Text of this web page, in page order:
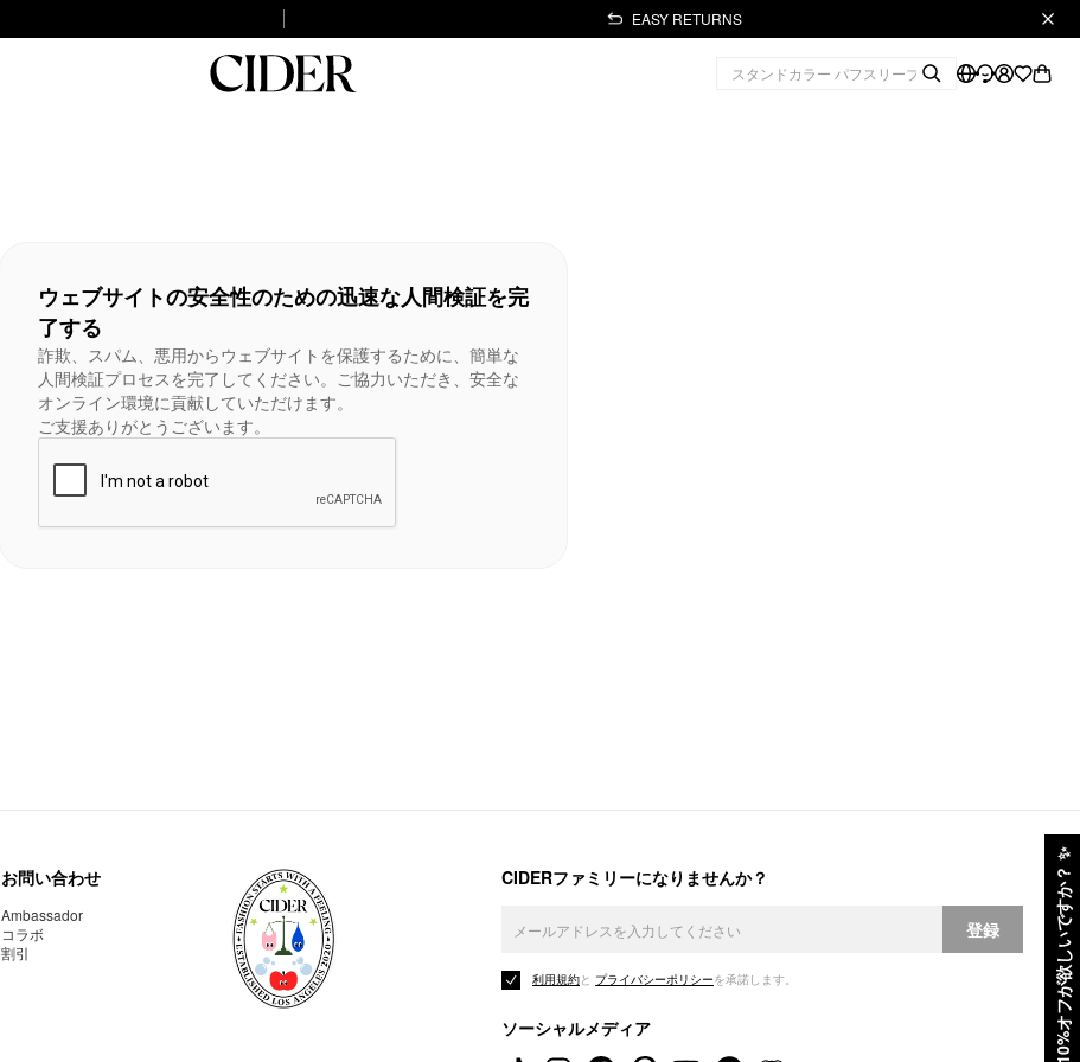
EASY RETURNS
10%オフが欲しいですか？
✨
ウェブサイトの安全性のための迅速な人間検証を完
了する
詐欺、スパム、悪用からウェブサイトを保護するために、簡単な
人間検証プロセスを完了してください。ご協力いただき、安全な
オンライン環境に貢献していただけます。
ご支援ありがとうございます。
お問い合わせ
Ambassador
コラボ
割引
CIDERファミリーになりませんか？
登録
利用規約と プライバシーポリシーを承諾します。
ソーシャルメディア